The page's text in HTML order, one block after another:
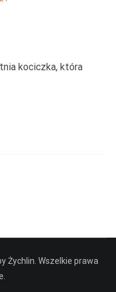
kociczka, która
Żychlin. Wszelkie prawa